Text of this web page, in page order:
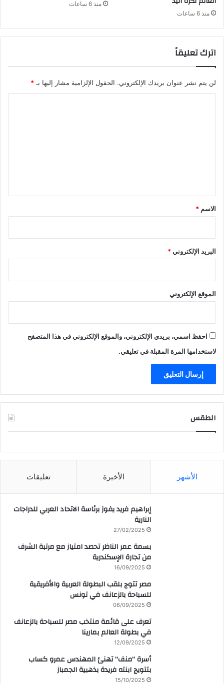
منذ 6 ساعات
منذ 6 ساعات
اترك تعليقاً
لن يتم نشر عنوان بريدك الإلكتروني. الحقول الإلزامية مشار إليها بـ *
*
الاسم *
البريد الإلكتروني*
الموقع الإلكتروني
احفظ اسمي، بريدي الإلكتروني، والموقع الإلكتروني في هذا المتصفح
لاستخدامها المرة المقبلة في تعليقي.
الطقس
الأشهر الأخيرة تعليقات
إبراهيم فريد يفوز برئاسة الاتحاد العربي للدراجات
النارية
27/02/2025
بسمة عمر الناظر تحصد امتياز مع مرتبة الشرف
من تجارة الإسكندرية
16/09/2025
مصر تتوج بلقب البطولة العربية والأفريقية
للسباحة بالزعانف في تونس
06/09/2025
تعرف على قائمة منتخب مصر للسباحة بالزعانف
في بطولة العالم بمارينا
12/09/2025
أسرة “منف” تهنئ المهندس عمرو كساب
بتتويج ابنته فريدة بذهبية الجمباز
15/10/2025